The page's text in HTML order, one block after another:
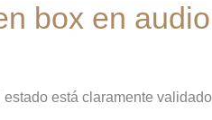
box en
está claramente